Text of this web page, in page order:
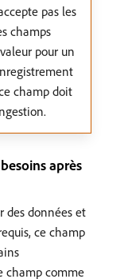
pas les
champs
pour un
champ doit
après
des données et
ce champ
champ comme